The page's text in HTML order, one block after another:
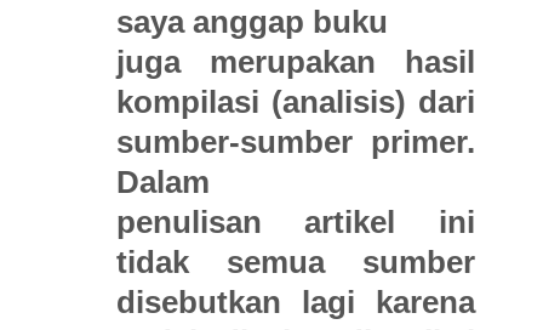
saya anggap buku
juga merupakan hasil
kompilasi (analisis) dari
sumber-sumber primer.
Dalam
penulisan artikel ini
tidak semua sumber
disebutkan lagi karena